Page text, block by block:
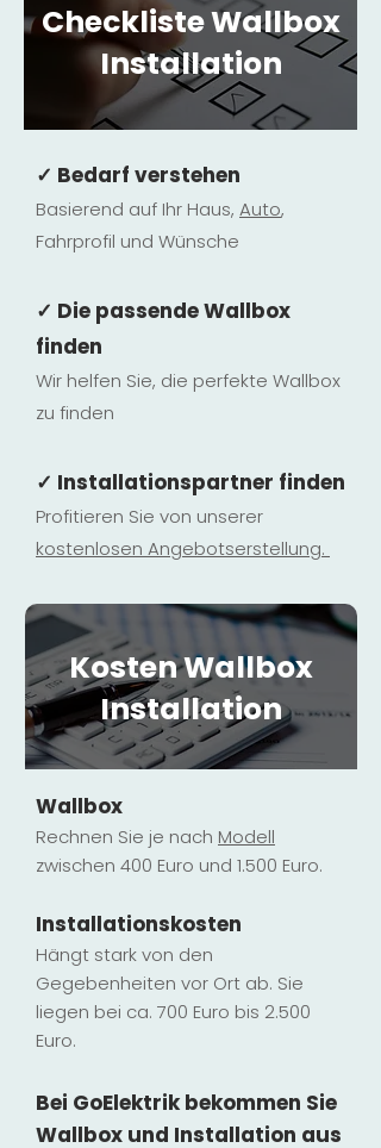
Checkliste Wallbox
Installation
✓ Bedarf verstehen
Basierend auf Ihr Haus, Auto,
Fahrprofil und Wünsche
✓ Die passende Wallbox
finden
Wir helfen Sie, die perfekte Wallbox
zu finden
✓ Installationspartner finden
Profitieren Sie von unserer
kostenlosen Angebotserstellung.
Kosten Wallbox
Installation
Wallbox
Rechnen Sie je nach Modell
zwischen 400 Euro und 1.500 Euro.
Installationskosten
Hängt stark von den
Gegebenheiten vor Ort ab. Sie
liegen bei ca. 700 Euro bis 2.500
Euro.
Bei GoElektrik bekommen Sie
Wallbox und Installation aus